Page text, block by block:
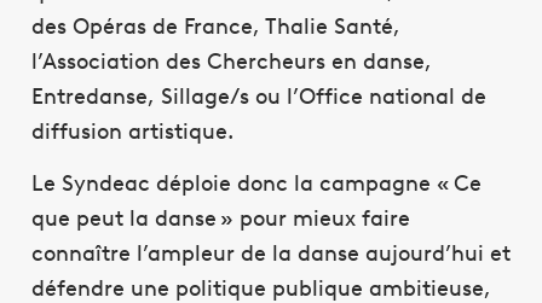
des Opéras de France, Thalie Santé,
l’Association des Chercheurs en danse,
Entredanse, Sillage/s ou l’Office national de
diffusion artistique.
Le Syndeac déploie donc la campagne « Ce
que peut la danse » pour mieux faire
connaître l’ampleur de la danse aujourd’hui et
défendre une politique publique ambitieuse,